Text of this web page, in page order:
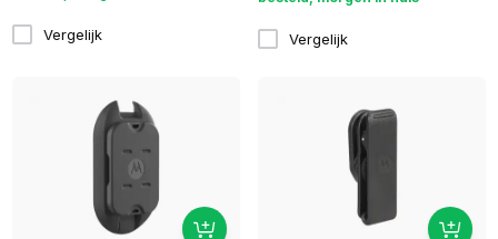
Vergelijk Vergelijk